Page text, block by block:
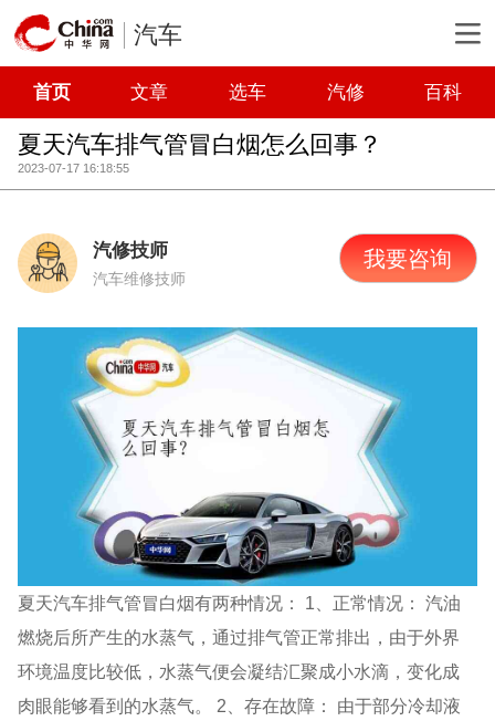
汽车
首页 文章 选车 汽修 百科
夏天汽车排气管冒白烟怎么回事？
2023-07-17 16:18:55
汽修技师
汽车维修技师
我要咨询
夏天汽车排气管冒白烟有两种情况： 1、正常情况： 汽油
燃烧后所产生的水蒸气，通过排气管正常排出，由于外界
环境温度比较低，水蒸气便会凝结汇聚成小水滴，变化成
肉眼能够看到的水蒸气。 2、存在故障： 由于部分冷却液